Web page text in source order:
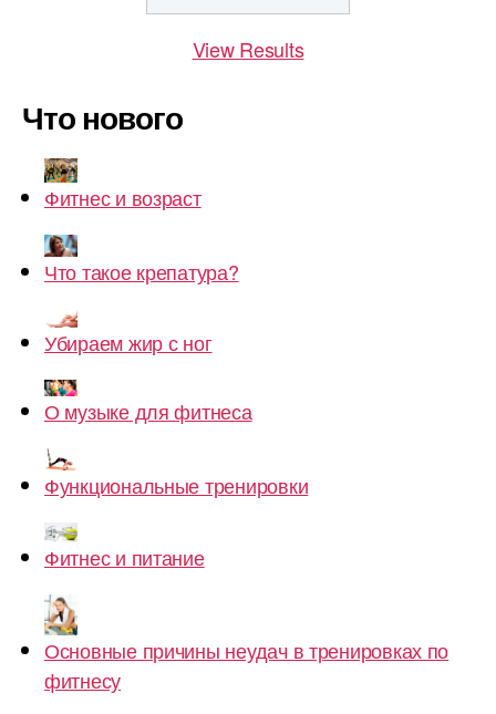
View Results
Что нового
Фитнес и возраст
Что такое крепатура?
Убираем жир с ног
О музыке для фитнеса
Функциональные тренировки
Фитнес и питание
Основные причины неудач в тренировках по
фитнесу